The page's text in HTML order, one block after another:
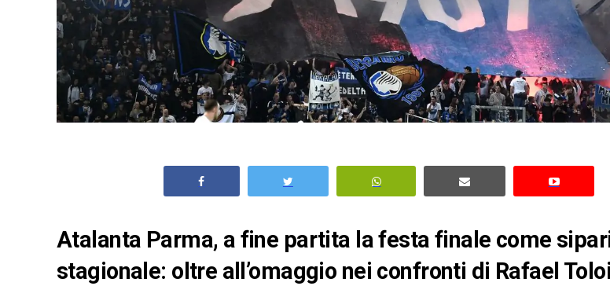
Atalanta Parma, a fine partita la festa finale come
stagionale: oltre all’omaggio nei confronti di Rafael Toloi